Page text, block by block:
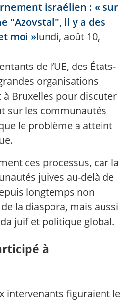
israélien : « sur
"Azovstal", il y a des
moi »lundi, août 10,
de l’UE, des États-
organisations
à Bruxelles pour discuter
sur les communautés
le problème a atteint
ces processus, car la
juives au-delà de
longtemps non
la diaspora, mais aussi
juif et politique global.
à
intervenants figuraient le